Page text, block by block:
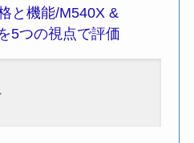
と機能/M540X &
5つの視点で評価